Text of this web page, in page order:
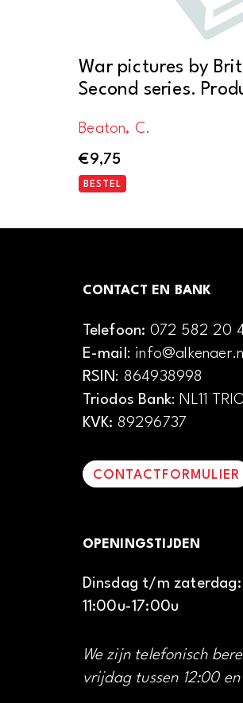
War pictures by
Second series.
Beaton, C.
€9,75
BESTEL
CONTACT EN BANK
Telefoon: 072 582 20
E-mail:
RSIN: 864938998
Triodos Bank: NL11
KVK: 89296737
CONTACTFORMULIER
OPENINGSTIJDEN
Dinsdag t/m zaterdag:
11:00u-17:00u
We zijn telefonisch
vrijdag tussen 12:00